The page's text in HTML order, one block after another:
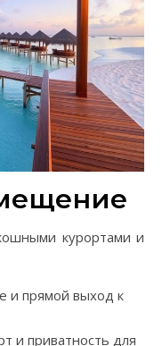
курортами и
и прямой выход к
и приватность для